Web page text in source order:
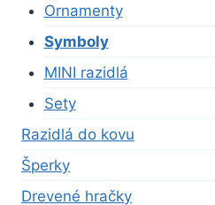
Ornamenty
Symboly
MINI razidlá
Sety
Razidlá do kovu
Šperky
Drevené hračky